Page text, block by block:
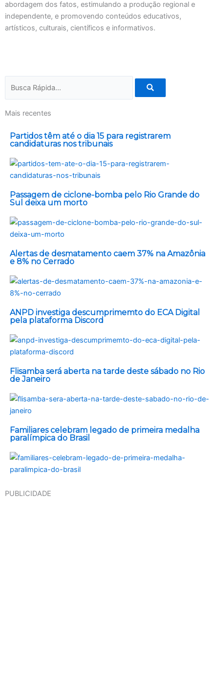
abordagem dos fatos, estimulando a produção regional e
independente, e promovendo conteúdos educativos,
artísticos, culturais, científicos e informativos.
Mais recentes
Partidos têm até o dia 15 para registrarem
candidaturas nos tribunais
Passagem de ciclone-bomba pelo Rio Grande do
Sul deixa um morto
Alertas de desmatamento caem 37% na Amazônia
e 8% no Cerrado
ANPD investiga descumprimemto do ECA Digital
pela plataforma Discord
Flisamba será aberta na tarde deste sábado no Rio
de Janeiro
Familiares celebram legado de primeira medalha
paralímpica do Brasil
PUBLICIDADE